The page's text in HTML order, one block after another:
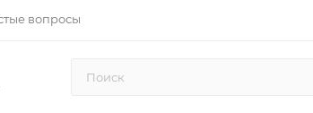
вопросы